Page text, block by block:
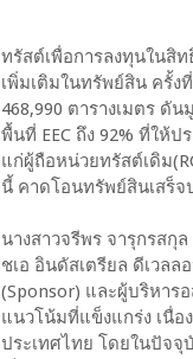
ทรัสต์เพื่อการลงทุนในสิ
เพิ่มเติมในทรัพย์สิน ครั้ง
468,990 ตารางเมตร
พื้นที่ EEC ถึง 92% ที่ให้
แก่ผู้ถือหน่วยทรัสต์เดิม
นี้ คาดโอนทรัพย์สินเสร็จ
นางสาวจรีพร จารุกรส
ชเอ อินดัสเตรียล ดีเวลล
(Sponsor) และผู้บริหาร
แนวโน้มที่แข็งแกร่ง เนื่อ
ประเทศไทย โดยในปัจ